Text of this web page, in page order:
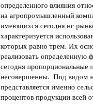
определенного влияния
на агропромышленный
имеющихся сегодня нс
характеризуется
которых равно трем. Их
реализовать определенную
сегодня пропорциональные
несовершенны. Под видом
представляется именно
процентов продукции всей